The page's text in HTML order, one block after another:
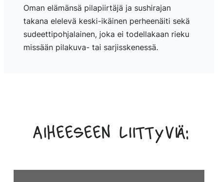
Oman elämänsä pilapiirtäjä ja sushirajan
takana elelevä keski-ikäinen perheenäiti sekä
sudeettipohjalainen, joka ei todellakaan rieku
missään pilakuva- tai sarjisskenessä.
Aiheeseen liittyviä: